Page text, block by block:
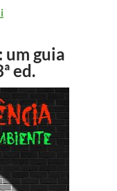
um guia
ed.